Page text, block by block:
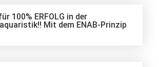
100% ERFOLG in der
Mit dem ENAB-Prinzip